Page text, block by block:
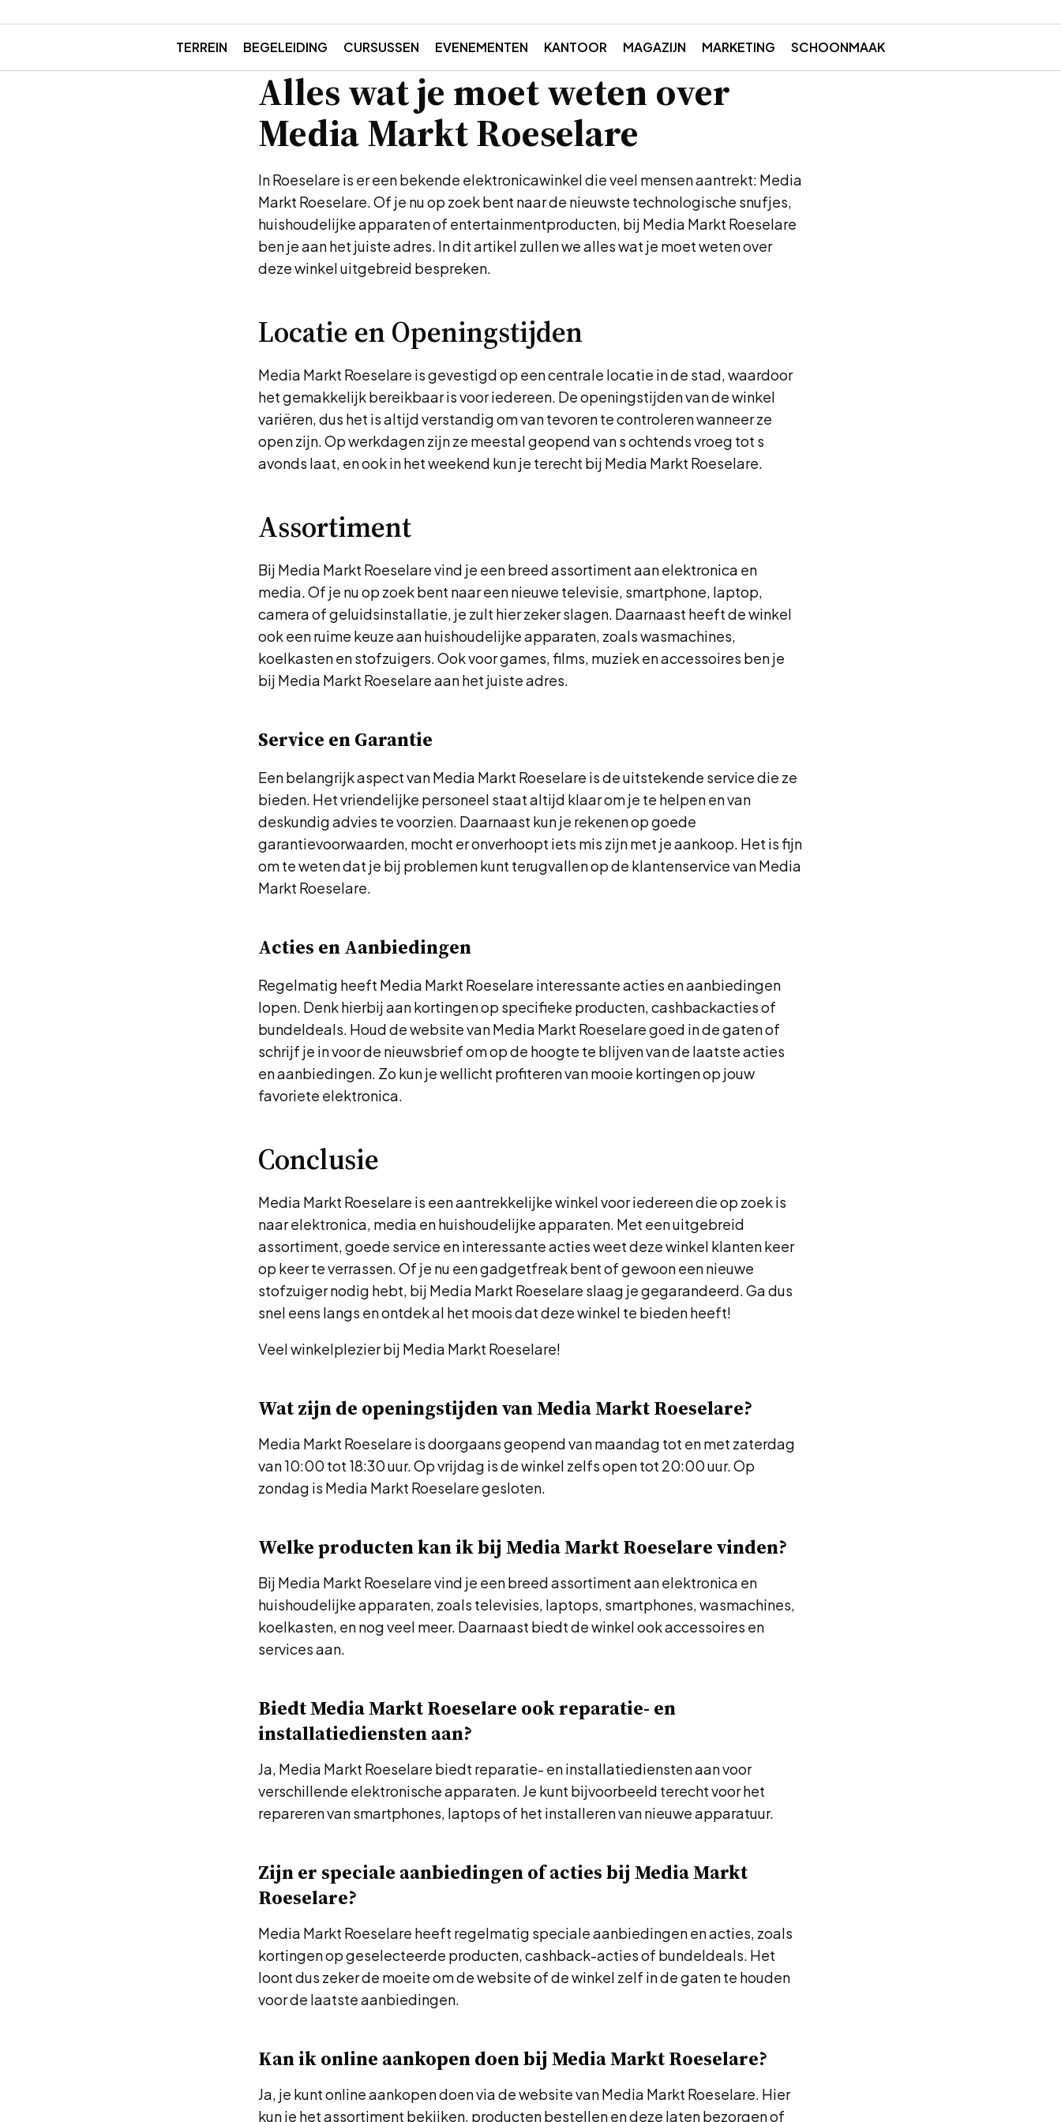
TERREIN BEGELEIDING CURSUSSEN EVENEMENTEN KANTOOR MAGAZIJN MARKETING SCHOONMAAK
Alles wat je moet weten over
Media Markt Roeselare
In Roeselare is er een bekende elektronicawinkel die veel mensen aantrekt: Media
Markt Roeselare. Of je nu op zoek bent naar de nieuwste technologische snufjes,
huishoudelijke apparaten of entertainmentproducten, bij Media Markt Roeselare
ben je aan het juiste adres. In dit artikel zullen we alles wat je moet weten over
deze winkel uitgebreid bespreken.
Locatie en Openingstijden
Media Markt Roeselare is gevestigd op een centrale locatie in de stad, waardoor
het gemakkelijk bereikbaar is voor iedereen. De openingstijden van de winkel
variëren, dus het is altijd verstandig om van tevoren te controleren wanneer ze
open zijn. Op werkdagen zijn ze meestal geopend van s ochtends vroeg tot s
avonds laat, en ook in het weekend kun je terecht bij Media Markt Roeselare.
Assortiment
Bij Media Markt Roeselare vind je een breed assortiment aan elektronica en
media. Of je nu op zoek bent naar een nieuwe televisie, smartphone, laptop,
camera of geluidsinstallatie, je zult hier zeker slagen. Daarnaast heeft de winkel
ook een ruime keuze aan huishoudelijke apparaten, zoals wasmachines,
koelkasten en stofzuigers. Ook voor games, films, muziek en accessoires ben je
bij Media Markt Roeselare aan het juiste adres.
Service en Garantie
Een belangrijk aspect van Media Markt Roeselare is de uitstekende service die ze
bieden. Het vriendelijke personeel staat altijd klaar om je te helpen en van
deskundig advies te voorzien. Daarnaast kun je rekenen op goede
garantievoorwaarden, mocht er onverhoopt iets mis zijn met je aankoop. Het is fijn
om te weten dat je bij problemen kunt terugvallen op de klantenservice van Media
Markt Roeselare.
Acties en Aanbiedingen
Regelmatig heeft Media Markt Roeselare interessante acties en aanbiedingen
lopen. Denk hierbij aan kortingen op specifieke producten, cashbackacties of
bundeldeals. Houd de website van Media Markt Roeselare goed in de gaten of
schrijf je in voor de nieuwsbrief om op de hoogte te blijven van de laatste acties
en aanbiedingen. Zo kun je wellicht profiteren van mooie kortingen op jouw
favoriete elektronica.
Conclusie
Media Markt Roeselare is een aantrekkelijke winkel voor iedereen die op zoek is
naar elektronica, media en huishoudelijke apparaten. Met een uitgebreid
assortiment, goede service en interessante acties weet deze winkel klanten keer
op keer te verrassen. Of je nu een gadgetfreak bent of gewoon een nieuwe
stofzuiger nodig hebt, bij Media Markt Roeselare slaag je gegarandeerd. Ga dus
snel eens langs en ontdek al het moois dat deze winkel te bieden heeft!
Veel winkelplezier bij Media Markt Roeselare!
Wat zijn de openingstijden van Media Markt Roeselare?
Media Markt Roeselare is doorgaans geopend van maandag tot en met zaterdag
van 10:00 tot 18:30 uur. Op vrijdag is de winkel zelfs open tot 20:00 uur. Op
zondag is Media Markt Roeselare gesloten.
Welke producten kan ik bij Media Markt Roeselare vinden?
Bij Media Markt Roeselare vind je een breed assortiment aan elektronica en
huishoudelijke apparaten, zoals televisies, laptops, smartphones, wasmachines,
koelkasten, en nog veel meer. Daarnaast biedt de winkel ook accessoires en
services aan.
Biedt Media Markt Roeselare ook reparatie- en
installatiediensten aan?
Ja, Media Markt Roeselare biedt reparatie- en installatiediensten aan voor
verschillende elektronische apparaten. Je kunt bijvoorbeeld terecht voor het
repareren van smartphones, laptops of het installeren van nieuwe apparatuur.
Zijn er speciale aanbiedingen of acties bij Media Markt
Roeselare?
Media Markt Roeselare heeft regelmatig speciale aanbiedingen en acties, zoals
kortingen op geselecteerde producten, cashback-acties of bundeldeals. Het
loont dus zeker de moeite om de website of de winkel zelf in de gaten te houden
voor de laatste aanbiedingen.
Kan ik online aankopen doen bij Media Markt Roeselare?
Ja, je kunt online aankopen doen via de website van Media Markt Roeselare. Hier
kun je het assortiment bekijken, producten bestellen en deze laten bezorgen of